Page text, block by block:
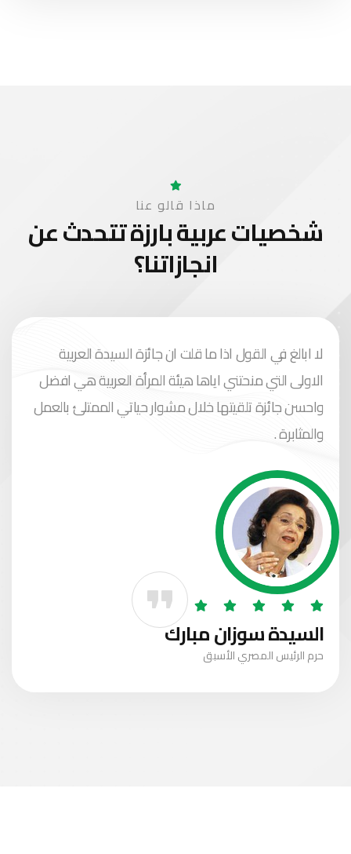
ماذا قالو عنا
شخصيات عربية بارزةتتحدث عن
انجازاتنا؟
لا ابالغ في القول اذا ما قلت ان جائزة السيدة العربية
الاولى التي منحتني اياها هيئة المرأة العربية هي افضل
واحسن جائزة تلقيتها خلال مشوار حياتي الممتلئ بالعمل
والمثابرة .
السيدة سوزان مبارك
حرم الرئيس المصري الأسبق